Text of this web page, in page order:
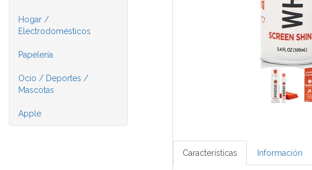
Hogar /
Electrodomésticos
Papelería
Ocio / Deportes /
Mascotas
Apple
Características Información